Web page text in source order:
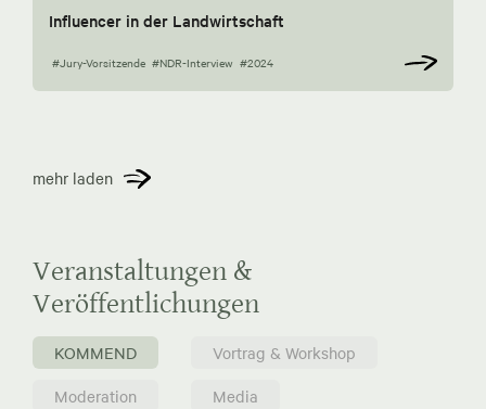
Influencer in der Landwirtschaft
#Jury-Vorsitzende #NDR-Interview #2024
mehr laden
Veranstaltungen &
Veröffentlichungen
KOMMEND
Vortrag & Workshop
Moderation
Media